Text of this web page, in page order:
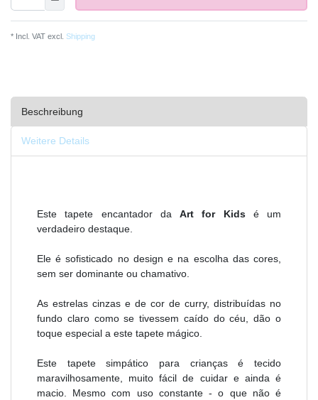
* Incl. VAT excl. Shipping
Beschreibung
Weitere Details
Este tapete encantador da Art for Kidsé um
verdadeiro destaque.
Ele é sofisticado no design e na escolha das cores,
sem ser dominante ou chamativo.
As estrelas cinzas e de cor de curry, distribuídas no
fundo claro como se tivessem caído do céu, dão o
toque especial a este tapete mágico.
Este tapete simpático para crianças é tecido
maravilhosamente, muito fácil de cuidar e ainda é
macio. Mesmo com uso constante - o que não é